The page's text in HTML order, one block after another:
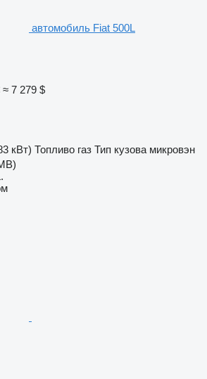
автомобиль Fiat 500L
≈ 7 279 $
кВт) Топливо газ Тип кузова микровэн